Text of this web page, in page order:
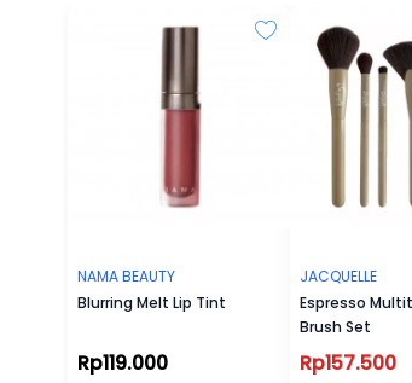
NAMA BEAUTY
Blurring Melt Lip Tint
Rp119.000
JACQUELLE
Espresso
Brush Set
Rp157.500